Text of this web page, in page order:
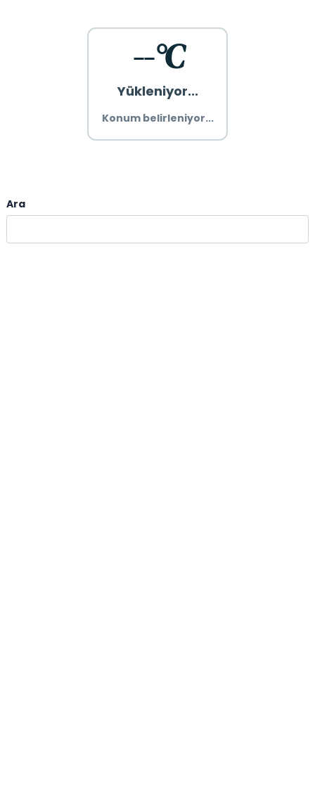
--°C
Yükleniyor...
Konum belirleniyor...
Ara